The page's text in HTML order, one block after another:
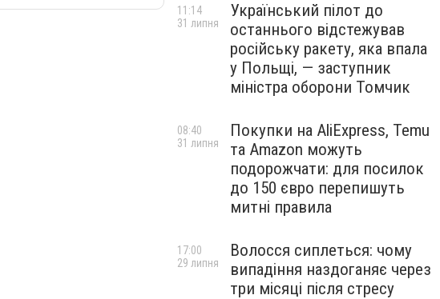
Український пілот до
останнього відстежував
російську ракету, яка впала
у Польщі, — заступник
міністра оборони Томчик
11:14
31 липня
Покупки на AliExpress, Temu
та Amazon можуть
подорожчати: для посилок
до 150 євро перепишуть
митні правила
08:40
31 липня
Волосся сиплеться: чому
випадіння наздоганяє через
три місяці після стресу
17:00
29 липня